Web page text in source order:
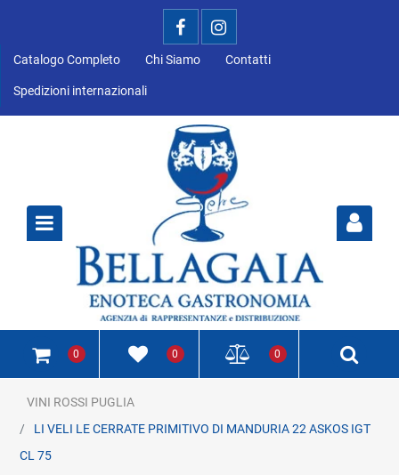
Catalogo Completo Chi Siamo Contatti
Spedizioni internazionali
0 0 0
VINI ROSSI PUGLIA
LI VELI LE CERRATE PRIMITIVO DI MANDURIA 22 ASKOS IGT
CL 75